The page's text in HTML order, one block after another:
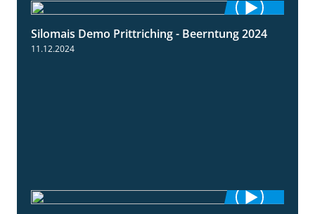
12:28
Silomais Demo Prittriching - Beerntung 2024
11.12.2024